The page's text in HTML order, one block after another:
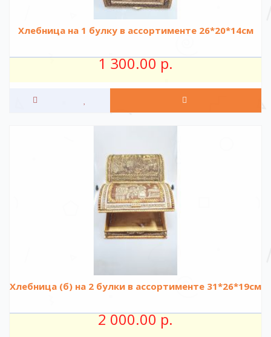
Хлебница на 1 булку в ассортименте 26*20*14см
1 300.00 р.
Хлебница (б) на 2 булки в ассортименте 31*26*19см
2 000.00 р.